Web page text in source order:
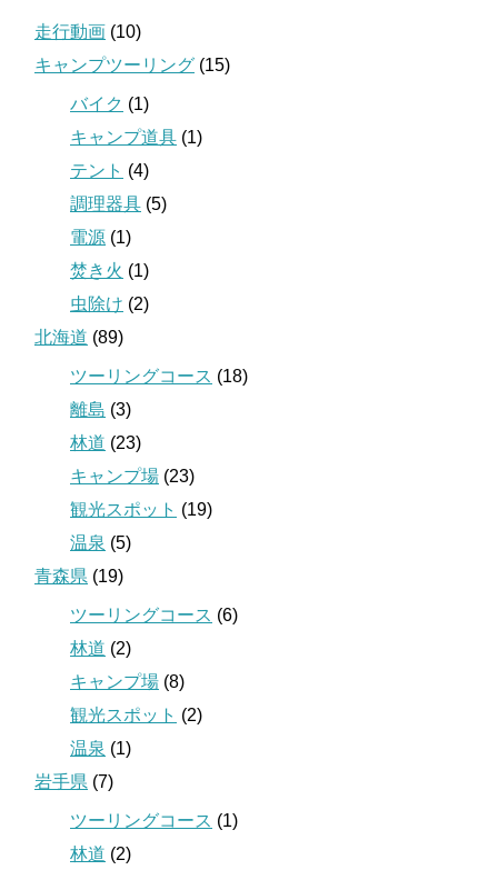
走行動画 (10)
キャンプツーリング (15)
バイク (1)
キャンプ道具 (1)
テント (4)
調理器具 (5)
電源 (1)
焚き火 (1)
虫除け (2)
北海道 (89)
ツーリングコース (18)
離島 (3)
林道 (23)
キャンプ場 (23)
観光スポット (19)
温泉 (5)
青森県 (19)
ツーリングコース (6)
林道 (2)
キャンプ場 (8)
観光スポット (2)
温泉 (1)
岩手県 (7)
ツーリングコース (1)
林道 (2)